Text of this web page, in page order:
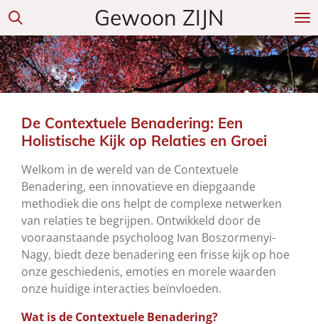
Ga
naar
de
hoofdinhoud
Gewoon ZIJN
De Contextuele Benadering: Een
Holistische Kijk op Relaties en Groei
Welkom in de wereld van de Contextuele
Benadering, een innovatieve en diepgaande
methodiek die ons helpt de complexe netwerken
van relaties te begrijpen. Ontwikkeld door de
vooraanstaande psycholoog Ivan Boszormenyi-
Nagy, biedt deze benadering een frisse kijk op hoe
onze geschiedenis, emoties en morele waarden
onze huidige interacties beïnvloeden.
Wat is de Contextuele Benadering?